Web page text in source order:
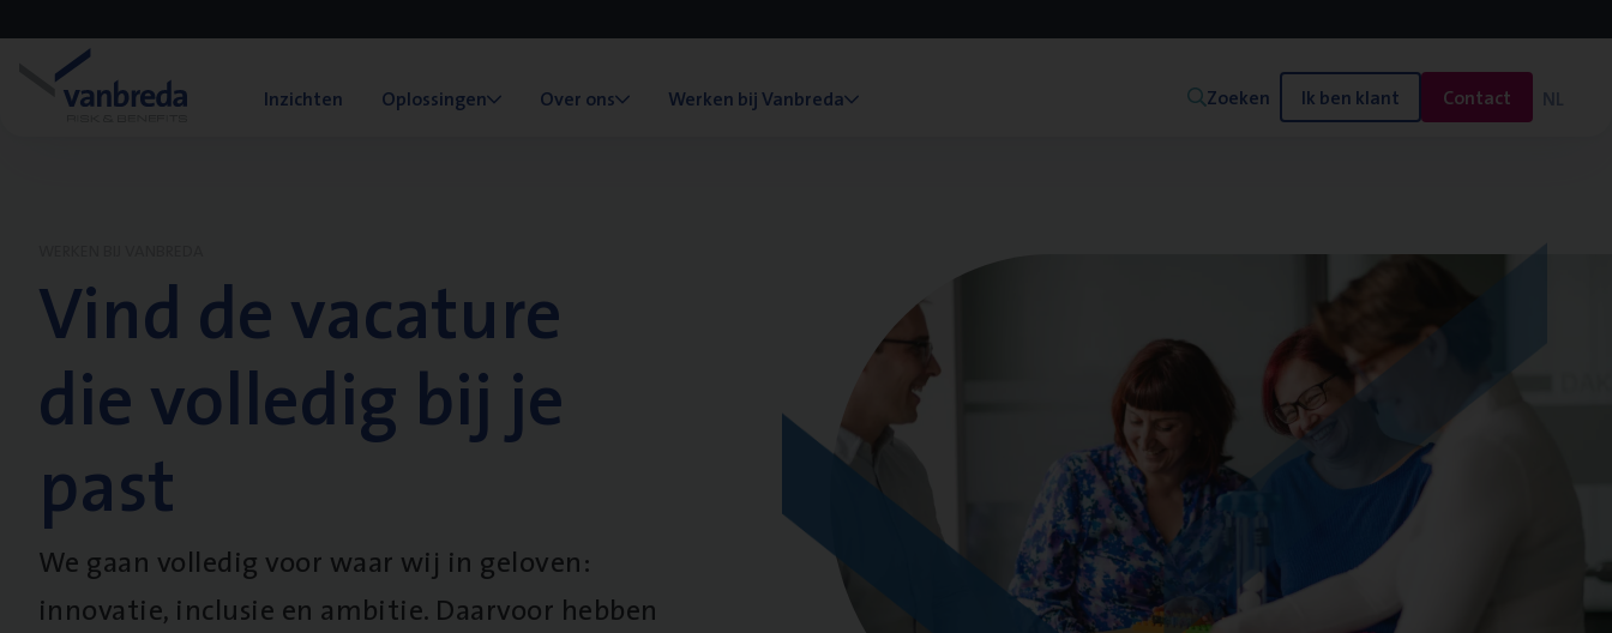
Inzichten Oplossingen Over ons Werken bij Vanbreda Zoeken Ik ben klant Contact NL
Vind de vacature
die volledig bij je
past
We gaan volledig voor waar wij in geloven:
innovatie, inclusie en ambitie. Daarvoor hebben